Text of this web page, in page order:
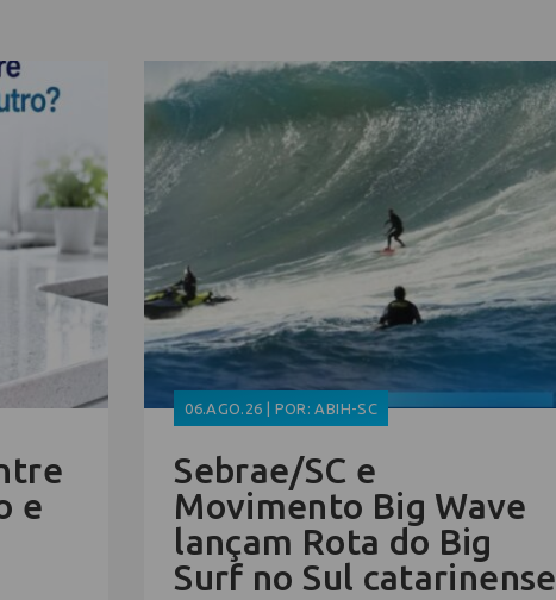
e
06.AGO.26 | POR: ABIH-SC
Sebrae/SC e
Movimento Big Wave
lançam Rota do Big
Surf no Sul catarinense